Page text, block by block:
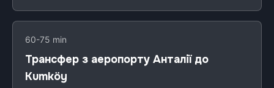
60-75 min
Трансфер з аеропорту Анталії до
Kumköy